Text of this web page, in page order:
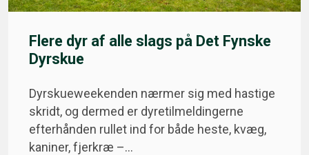
Flere dyr af alle slags på Det Fynske
Dyrskue
Dyrskueweekenden nærmer sig med hastige
skridt, og dermed er dyretilmeldingerne
efterhånden rullet ind for både heste, kvæg,
kaniner, fjerkræ –…